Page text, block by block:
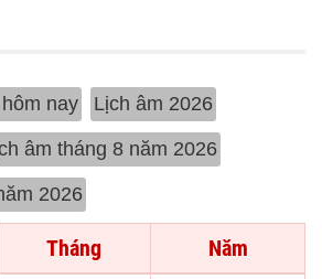
nay Lịch âm 2026
âm tháng 8 năm 2026
2026
Tháng Năm